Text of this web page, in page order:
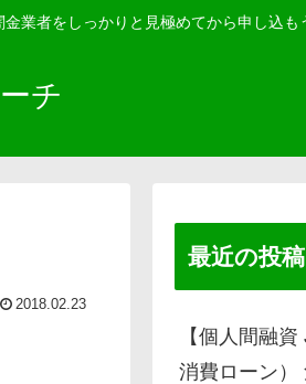
業者をしっかりと見極めてから申し込も
チ
2018.02.23
最近の投稿
【個人間融
消費ローン）